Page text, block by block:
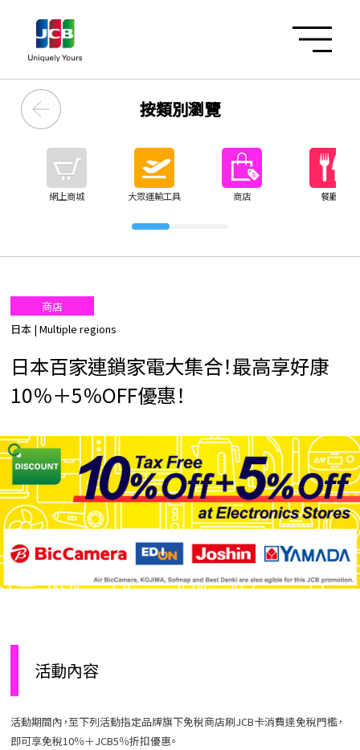
按類別瀏覽
網上商城 大眾運輸工具 商店 餐廳
商店
日本 | Multiple regions
日本百家連鎖家電大集合！最高享好康
10％＋5％OFF優惠！
活動內容
活動期間內，至下列活動指定品牌旗下免稅商店刷JCB卡消費達免稅門檻，
即可享免稅10％＋JCB5％折扣優惠。